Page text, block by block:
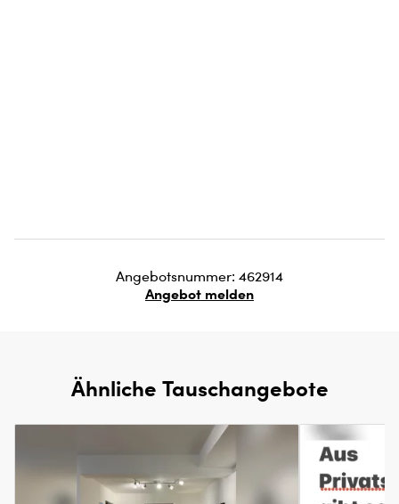
Angebotsnummer: 462914
Angebot melden
Ähnliche Tauschangebote